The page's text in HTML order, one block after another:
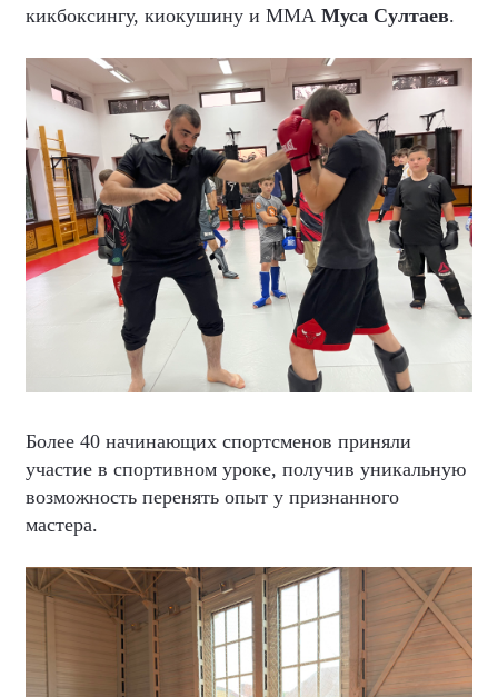
кикбоксингу, киокушину и ММА Муса Султаев.
Более 40 начинающих спортсменов приняли
участие в спортивном уроке, получив уникальную
возможность перенять опыт у признанного
мастера.